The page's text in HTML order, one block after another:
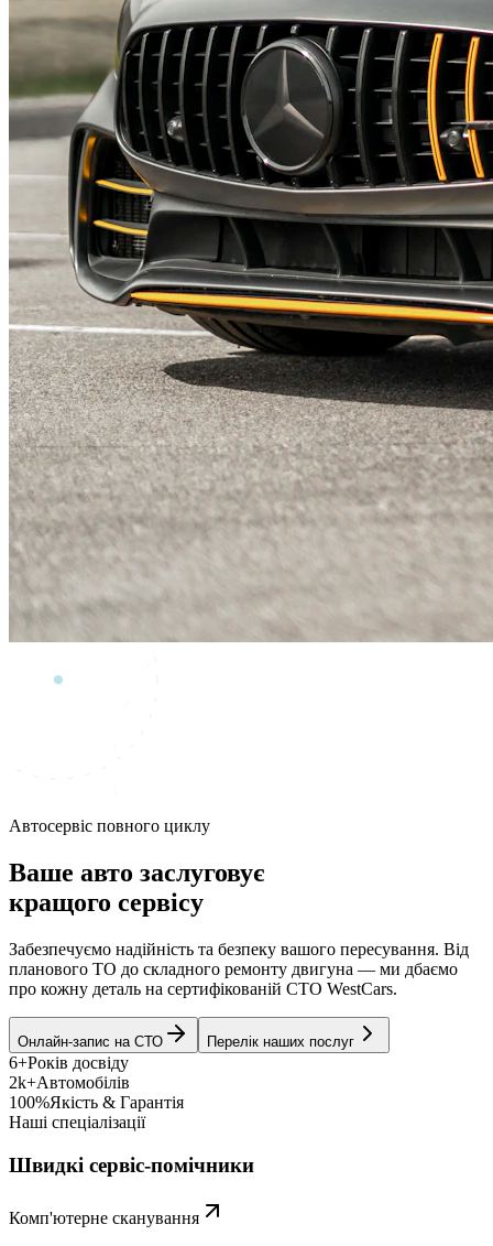
Автосервіс повного циклу
Ваше авто заслуговує
кращого сервісу
Забезпечуємо надійність та безпеку вашого пересування. Від
планового ТО до складного ремонту двигуна — ми дбаємо
про кожну деталь на сертифікованій СТО WestCars.
Онлайн-запис на СТО Перелік наших послуг
6+Років досвіду
2k+Автомобілів
100%Якість & Гарантія
Наші спеціалізації
Швидкі сервіс-помічники
Комп'ютерне сканування